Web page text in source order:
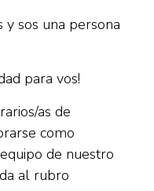
y sos una persona
para vos!
as de
como
de nuestro
al rubro